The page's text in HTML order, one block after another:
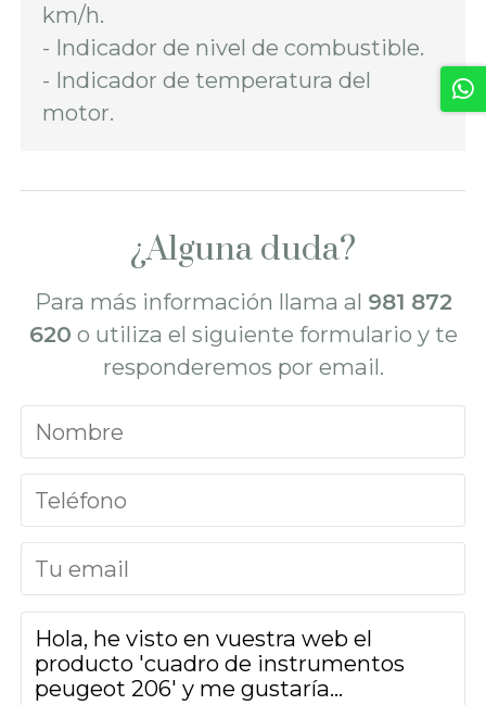
km/h.
- Indicador de nivel de combustible.
- Indicador de temperatura del
motor.
¿Alguna duda?
Para más información llama al 981 872
620 o utiliza el siguiente formulario y te
responderemos por email.